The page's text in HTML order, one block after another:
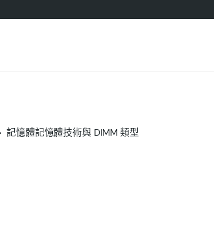
記憶體記憶體技術與 DIMM 類型